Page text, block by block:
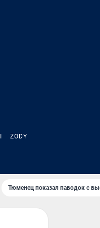
ZODY
Тюменец показал паводок с